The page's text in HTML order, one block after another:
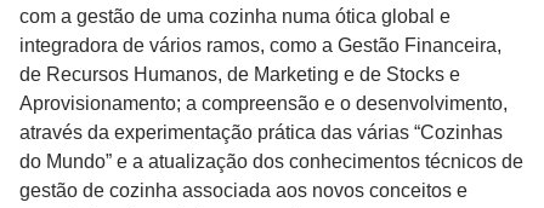
com a gestão de uma cozinha numa ótica global e
integradora de vários ramos, como a Gestão Financeira,
de Recursos Humanos, de Marketing e de Stocks e
Aprovisionamento; a compreensão e o desenvolvimento,
através da experimentação prática das várias “Cozinhas
do Mundo” e a atualização dos conhecimentos técnicos de
gestão de cozinha associada aos novos conceitos e